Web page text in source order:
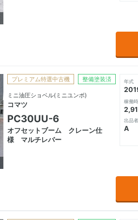
プレミアム特選中古機 整備塗装済
ミニ油圧ショベル(ミニユンボ)
コマツ
PC30UU-6
オフセットブーム クレーン仕
様 マルチレバー
年式
稼働
出品
A